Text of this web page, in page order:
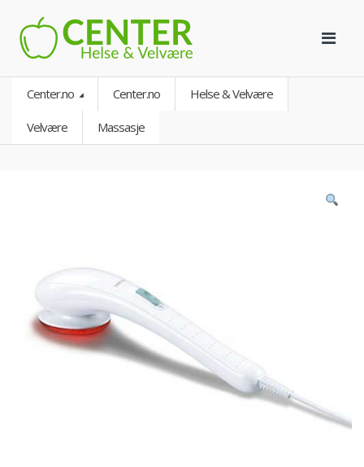
Center.no Center.no Helse & Velvære
Velvære Massasje